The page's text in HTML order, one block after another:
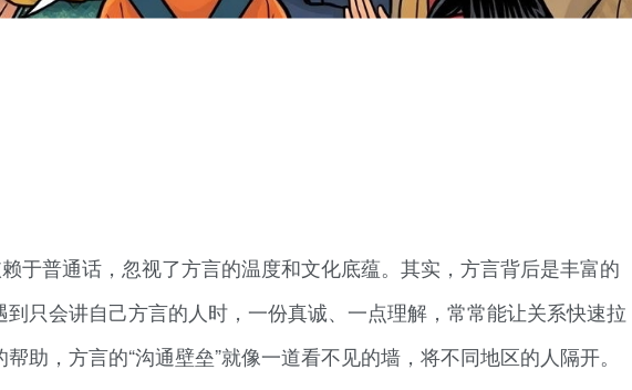
于普通话，忽视了方言的温度和文化底蕴。其实，方言背后是丰富的
只会讲自己方言的人时，一份真诚、一点理解，常常能让关系快速拉
助，方言的“沟通壁垒”就像一道看不见的墙，将不同地区的人隔开。